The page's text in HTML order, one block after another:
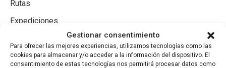
Gestionar consentimiento
Para ofrecer las mejores experiencias, utilizamos tecnologías como las
cookies para almacenar y/o acceder a la información del dispositivo. El
consentimiento de estas tecnologías nos permitirá procesar datos como
Rutas
Expediciones
Viajeros españoles por el extranjero
Viajeros extranjeros por España